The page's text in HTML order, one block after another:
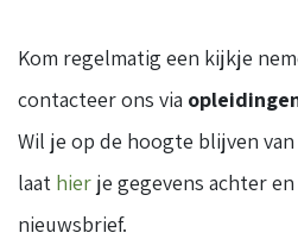
Kom regelmatig een kijkje
contacteer ons via
Wil je op de hoogte blijven
laat hier je gegevens achter
nieuwsbrief.